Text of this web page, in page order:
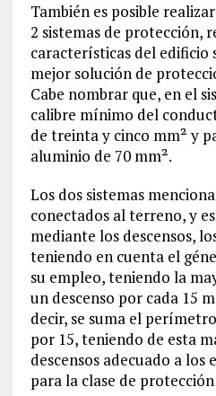
También es posible
2 sistemas de protección,
características del edificio
mejor solución de
Cabe nombrar que, en el
calibre mínimo del
de treinta y cinco mm² y
aluminio de 70 mm².
Los dos sistemas
conectados al terreno, y
mediante los descensos,
teniendo en cuenta el
su empleo, teniendo la
un descenso por cada 15
decir, se suma el
por 15, teniendo de esta
descensos adecuado a los
para la clase de